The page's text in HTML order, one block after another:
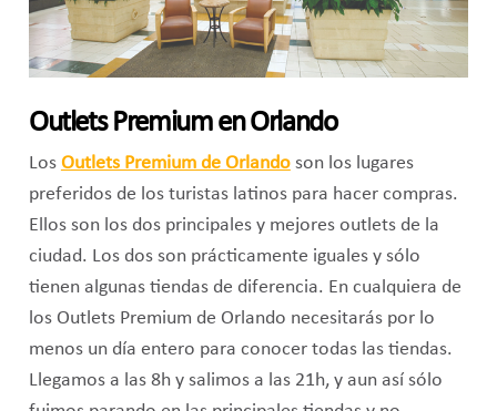
Outlets Premium en Orlando
Los Outlets Premium de Orlandoson los lugares
preferidos de los turistas latinos para hacer compras.
Ellos son los dos principales y mejores outlets de la
ciudad. Los dos son prácticamente iguales y sólo
tienen algunas tiendas de diferencia. En cualquiera de
los Outlets Premium de Orlando necesitarás por lo
menos un día entero para conocer todas las tiendas.
Llegamos a las 8h y salimos a las 21h, y aun así sólo